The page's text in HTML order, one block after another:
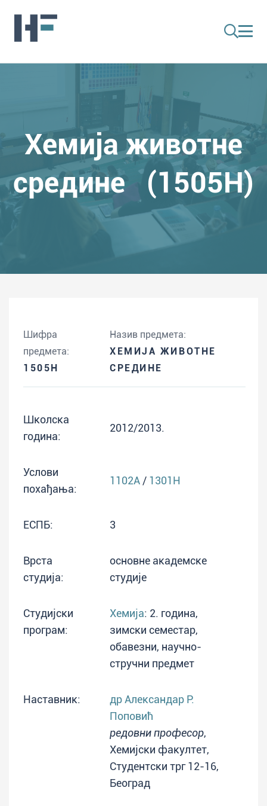
Хемија животне
средине (1505H)
Шифра
предмета:
1505H
Назив предмета:
ХЕМИЈА ЖИВОТНЕ
СРЕДИНЕ
Школска
година:
2012/2013.
Услови
похађања:
1102A / 1301H
ЕСПБ: 3
Врста
студија:
основне академске
студије
Студијски
програм:
Хемија: 2. година,
зимски семестар,
обавезни, научно-
стручни предмет
Наставник:
др Александар Р.
Поповић
редовни професор,
Хемијски факултет,
Студентски трг 12-16,
Београд